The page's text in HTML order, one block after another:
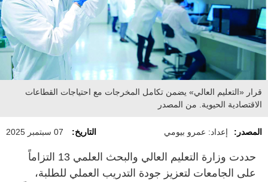
قرار «التعليم العالي» يضمن تكامل المخرجات مع احتياجات القطاعات
الاقتصادية الحيوية. من المصدر
المصدر: إعداد: عمرو بيومي التاريخ: 07 سبتمبر 2025
حددت وزارة التعليم العالي والبحث العلمي 13 التزاماً
على الجامعات لتعزيز جودة التدريب العملي للطلبة،